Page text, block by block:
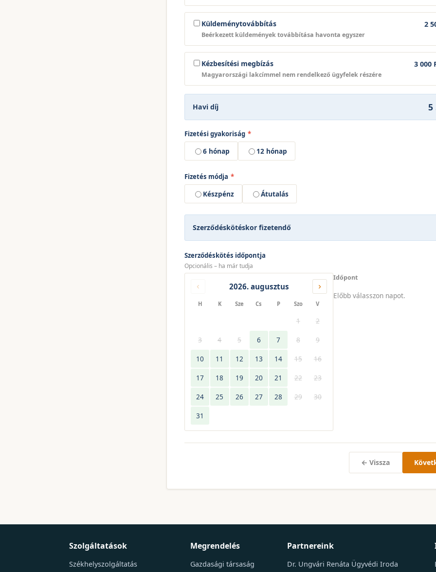
Küldeménytovábbítás
Beérkezett küldemények továbbítása havonta egyszer
2
Kézbesítési megbízás
Magyarországi lakcímmel nem rendelkező ügyfelek részére
3 000
Havi díj 5
Fizetési gyakoriság *
6 hónap 12 hónap
Fizetés módja *
Készpénz Átutalás
Szerződéskötéskor fizetendő
Szerződéskötés időpontja
Opcionális – ha már tudja
‹ 2026. augusztus ›
H K Sze Cs P Szo V
1 2
3 4 5 6 7 8 9
10 11 12 13 14 15 16
17 18 19 20 21 22 23
24 25 26 27 28 29 30
31
Időpont
Előbb válasszon napot.
← Vissza
Szolgáltatások
Székhelyszolgáltatás
Megrendelés
Gazdasági társaság
Partnereink
Dr. Ungvári Renáta Ügyvédi Iroda